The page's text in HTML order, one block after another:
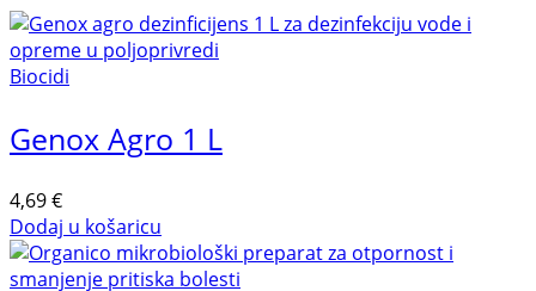
Biocidi
Genox Agro 1 L
4,69€
Dodaj u košaricu